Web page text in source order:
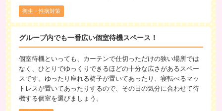
衛生・性病対策
グループ内でも一番広い個室待機スペース！
個室待機といっても、カーテンで仕切っただけの狭い場所では
なく、ひとりでゆっくりできるほどの十分な広さがあるスペー
スです。ゆったり座れる椅子が置いてあったり、寝転べるマッ
トレスが置いてあったりするので、その日の気分に合わせて待
機する個室を選びましょう。